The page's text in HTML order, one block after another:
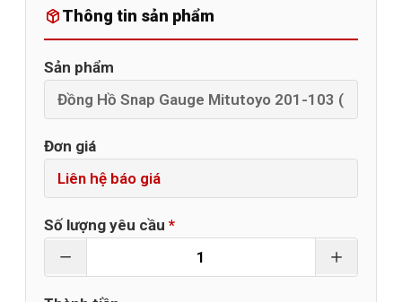
Thông tin sản phẩm
Sản phẩm
Đơn giá
Số lượng yêu cầu *